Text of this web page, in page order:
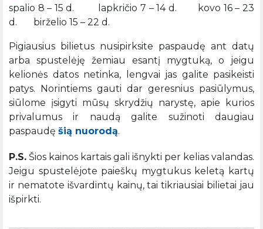
spalio 8 – 15 d. lapkričio 7 – 14 d. kovo 16 – 23
d. birželio 15 – 22 d.
Pigiausius bilietus nusipirksite paspaudę ant datų
arba spustelėję žemiau esantį mygtuką, o jeigu
kelionės datos netinka, lengvai jas galite pasikeisti
patys. Norintiems gauti dar geresnius pasiūlymus,
siūlome įsigyti mūsų skrydžių narystę, apie kurios
privalumus ir naudą galite sužinoti daugiau
paspaudę šią nuorodą.
P.S. Šios kainos kartais gali išnykti per kelias valandas.
Jeigu spustelėjote paieškų mygtukus keletą kartų
ir nematote išvardintų kainų, tai tikriausiai bilietai jau
išpirkti.